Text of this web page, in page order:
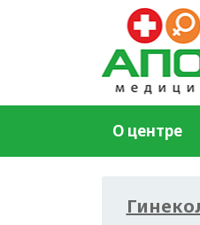
О центре